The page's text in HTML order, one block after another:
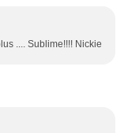
.... Sublime!!!! Nickie